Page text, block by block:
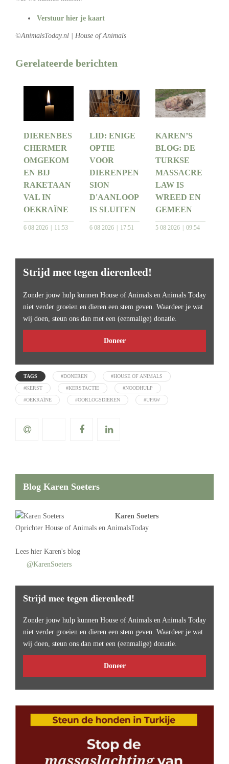
Verstuur hier je kaart
©AnimalsToday.nl | House of Animals
Gerelateerde berichten
DIERENBES
CHERMER
OMGEKOM
EN BIJ
RAKETAAN
VAL IN
OEKRAÏNE
6 08 2026 11:53
LID: ENIGE
OPTIE
VOOR
DIERENPEN
SION
D'AANLOOP
IS SLUITEN
6 08 2026 17:51
KAREN’S
BLOG: DE
TURKSE
MASSACRE
LAW IS
WREED EN
GEMEEN
5 08 2026 09:54
Strijd mee tegen dierenleed!
Zonder jouw hulp kunnen House of Animals en Animals Today
niet verder groeien en dieren een stem geven. Waardeer je wat
wij doen, steun ons dan met een (eenmalige) donatie.
Doneer
TAGS #DONEREN #HOUSE OF ANIMALS
#KERST #KERSTACTIE #NOODHULP
#OEKRAÏNE #OORLOGSDIEREN #UPAW
Blog Karen Soeters
Karen Soeters
Oprichter House of Animals en AnimalsToday
Lees hier Karen's blog
@KarenSoeters
Strijd mee tegen dierenleed!
Zonder jouw hulp kunnen House of Animals en Animals Today
niet verder groeien en dieren een stem geven. Waardeer je wat
wij doen, steun ons dan met een (eenmalige) donatie.
Doneer